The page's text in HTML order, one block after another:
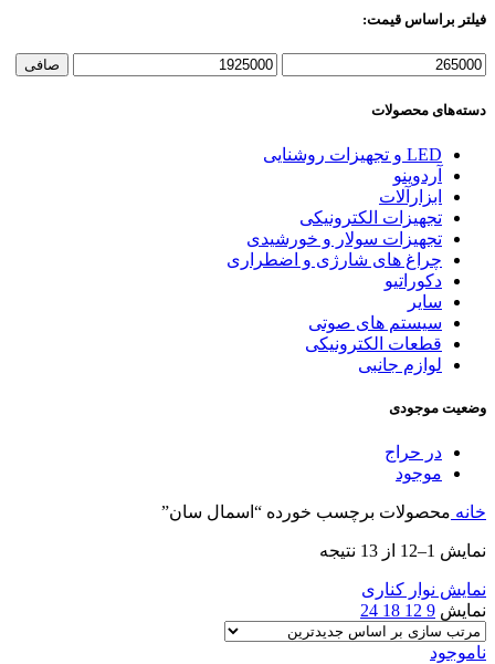
فیلتر براساس قیمت:
حداقل
حداكثر
صافی
دسته‌های محصولات
LED و تجهیزات روشنایی
آردوینو
ابزارآلات
تجهیزات الکترونیکی
تجهیزات سولار و خورشیدی
چراغ های شارژی و اضطراری
دکوراتیو
سایر
سیستم های صوتی
قطعات الکترونیکی
لوازم جانبی
وضعیت موجودی
در حراج
موجود
خانه محصولات برچسب خورده “اسمال سان”
نمایش 1–12 از 13 نتیجه
نمایش نوار کناری
نمایش 9
12
18
24
ناموجود